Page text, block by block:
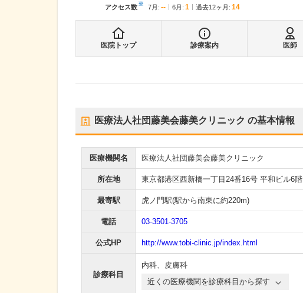
アクセス数※ 7月 : -- 6月 : 1 過去12ヶ月: 14
医院トップ 診療案内 医師
医療法人社団藤美会藤美クリニック の基本情報
医療機関名 医療法人社団藤美会藤美クリニック
所在地 東京都港区西新橋一丁目24番16号 平和ビル6階
最寄駅 虎ノ門駅(駅から南東に約220m)
電話 03-3501-3705
公式HP http://www.tobi-clinic.jp/index.html
診療科目
内科、 皮膚科
近くの医療機関を診療科目から探す